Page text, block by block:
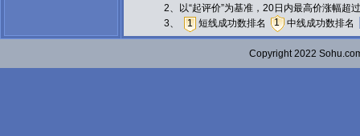
2、以“起评价”为基准，20日内最高价涨幅
3、
1 短线成功数排名 1 中线成功数排名
Copyright 2022